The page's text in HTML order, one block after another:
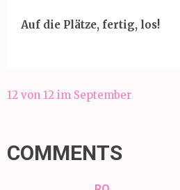
Auf die Plätze, fertig, los!
Beitragsnavigation
12 von 12 im September
COMMENTS